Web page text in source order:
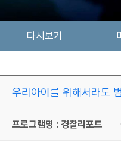
다시보기
우리아이를 위해서라도
프로그램명 : 경찰리포트